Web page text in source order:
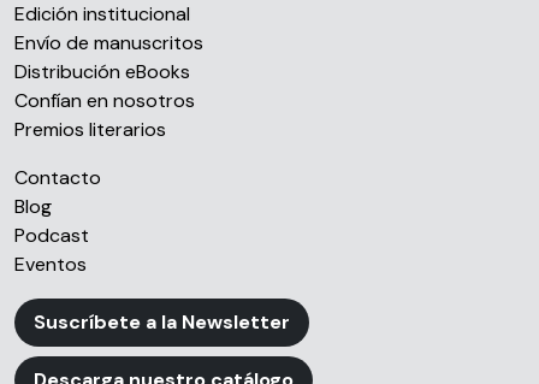
Edición institucional
Envío de manuscritos
Distribución eBooks
Confían en nosotros
Premios literarios
Contacto
Blog
Podcast
Eventos
Suscríbete a la Newsletter